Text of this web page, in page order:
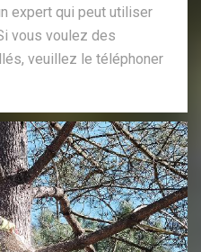
expert qui peut utiliser
vous voulez des
veuillez le téléphoner